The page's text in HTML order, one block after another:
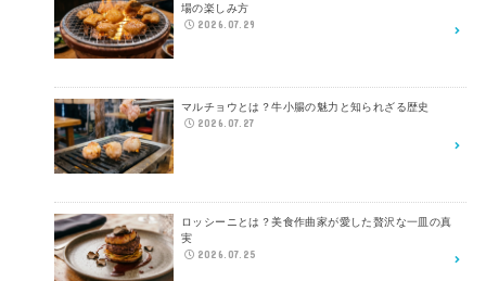
場の楽しみ方
2026.07.29
マルチョウとは？牛小腸の魅力と知られざる歴史
2026.07.27
ロッシーニとは？美食作曲家が愛した贅沢な一皿の真
実
2026.07.25